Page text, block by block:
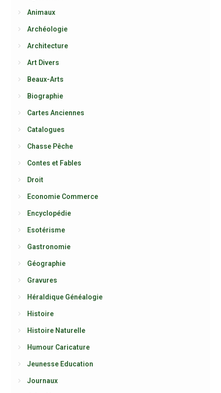
Animaux
Archéologie
Architecture
Art Divers
Beaux-Arts
Biographie
Cartes Anciennes
Catalogues
Chasse Pêche
Contes et Fables
Droit
Economie Commerce
Encyclopédie
Esotérisme
Gastronomie
Géographie
Gravures
Héraldique Généalogie
Histoire
Histoire Naturelle
Humour Caricature
Jeunesse Education
Journaux